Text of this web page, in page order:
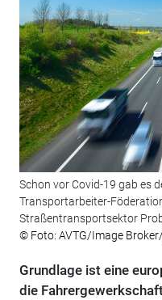
Schon vor Covid-19 gab es
Transportarbeiter-
Straßentransportsektor
© Foto: AVTG/Image
Grundlage ist eine
die